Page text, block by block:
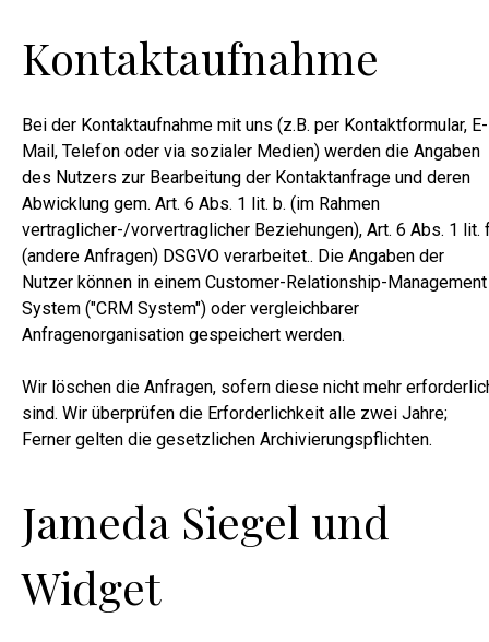
Kontaktaufnahme
Bei der Kontaktaufnahme mit uns (z.B. per Kontaktformular, E-
Mail, Telefon oder via sozialer Medien) werden die Angaben
des Nutzers zur Bearbeitung der Kontaktanfrage und deren
Abwicklung gem. Art. 6 Abs. 1 lit. b. (im Rahmen
vertraglicher-/vorvertraglicher Beziehungen), Art. 6 Abs. 1 lit.
(andere Anfragen) DSGVO verarbeitet.. Die Angaben der
Nutzer können in einem Customer-Relationship-Management
System ("CRM System") oder vergleichbarer
Anfragenorganisation gespeichert werden.
Wir löschen die Anfragen, sofern diese nicht mehr
sind. Wir überprüfen die Erforderlichkeit alle zwei Jahre;
Ferner gelten die gesetzlichen Archivierungspflichten.
Jameda Siegel und
Widget